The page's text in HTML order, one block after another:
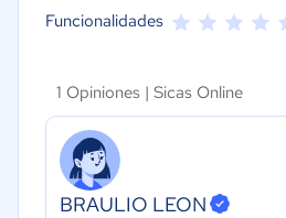
Funcionalidades
1 Opiniones | Sicas Online
BRAULIO LEON